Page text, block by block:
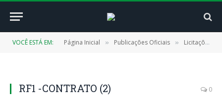
VOCÊ ESTÁ EM: Página Inicial » Publicações Oficiais » Licitações
RF1 -CONTRATO (2) 0